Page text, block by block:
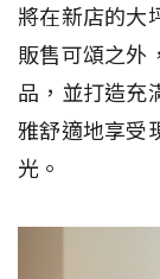
將在新店的大
販售可頌之外
品，並打造充
雅舒適地享受
光。